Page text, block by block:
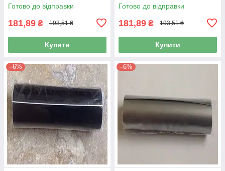
Готово до відправки
181,89 ₴ 193,51 ₴
Купити
Готово до відправки
181,89 ₴ 193,51 ₴
Купити
–6% –6%